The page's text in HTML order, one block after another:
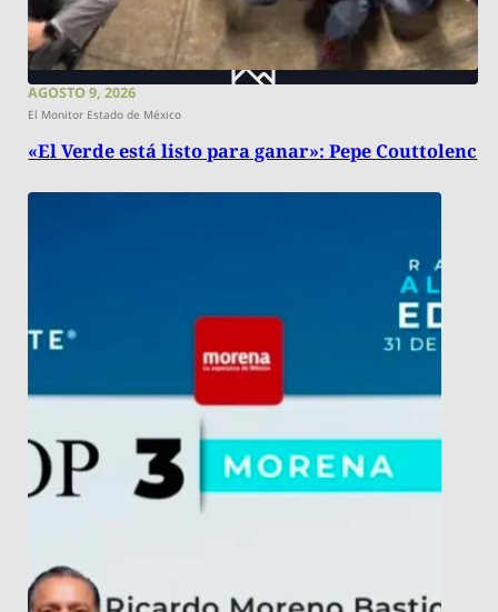
AGOSTO 9, 2026
El Monitor Estado de México
«El Verde está listo para ganar»: Pepe Couttolenc